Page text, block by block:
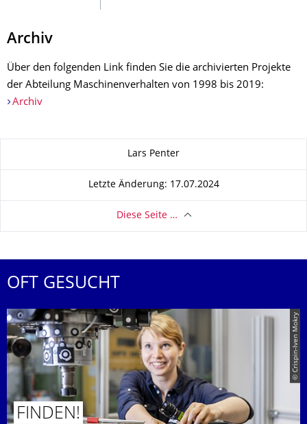
Archiv
Über den folgenden Link finden Sie die archivierten Projekte
der Abteilung Maschinenverhalten von 1998 bis 2019:
Archiv
Lars Penter
Letzte Änderung: 17.07.2024
Diese Seite …
OFT GESUCHT
© Crispin-Iven Mokry
FINDEN!